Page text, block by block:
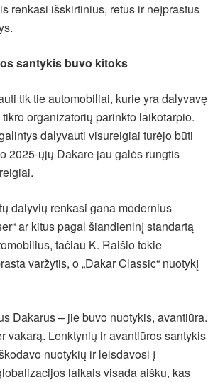
renkasi išskirtinius, retus ir neįprastus
santykis buvo kitoks
tik tie automobiliai, kurie yra dalyvavę
organizatorių parinkto laikotarpio.
dalyvauti visureigiai turėjo būti
2025-ųjų Dakare jau galės rungtis
dalyvių renkasi gana modernius
ar kitus pagal šiandieninį standartą
tačiau K. Raišio tokie
varžytis, o „Dakar Classic“ nuotykį
Dakarus – jie buvo nuotykis, avantiūra.
vakarą. Lenktynių ir avantiūros santykis
nuotykių ir leisdavosi į
laikais visada aišku, kas